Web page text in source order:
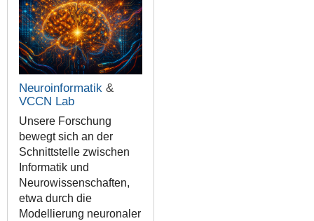
Neuroinformatik&
VCCN Lab
Unsere Forschung
bewegt sich an der
Schnittstelle zwischen
Informatik und
Neurowissenschaften,
etwa durch die
Modellierung neuronaler